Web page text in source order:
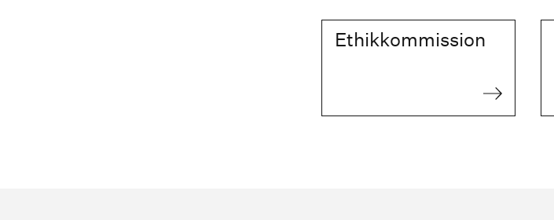
Ethikkommission